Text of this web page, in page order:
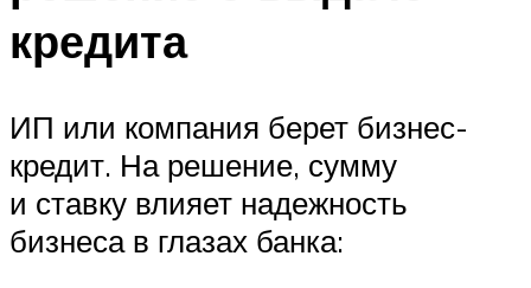
кредита
ИП или компания берет бизнес-
кредит. На решение, сумму
и ставку влияет надежность
бизнеса в глазах банка: